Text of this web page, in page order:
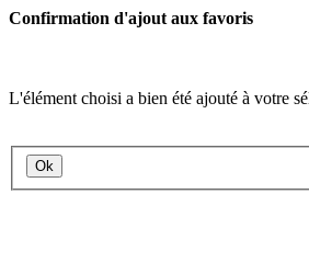
Confirmation d'ajout aux favoris
L'élément choisi a bien été ajouté à votre